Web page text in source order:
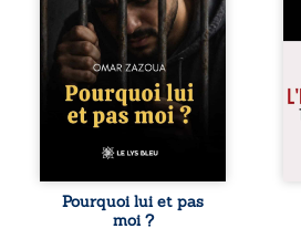
l’enfermement.
Mais il dévoile
également les
espoirs qui lui ont
permis de ne pas
renoncer. Au-delà
d’une histoire
témoignage
la responsabilité,
la résilience et la
possibilité de se
Pourquoi lui et pas
moi ?